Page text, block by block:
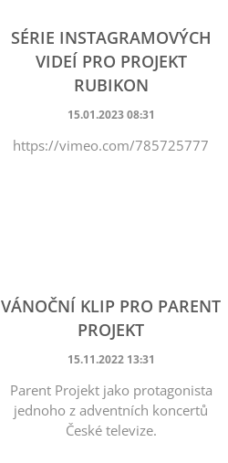
SÉRIE INSTAGRAMOVÝCH
VIDEÍ PRO PROJEKT
RUBIKON
15.01.2023 08:31
https://vimeo.com/785725777
VÁNOČNÍ KLIP PRO PARENT
PROJEKT
15.11.2022 13:31
Parent Projekt jako protagonista
jednoho z adventních koncertů
České televize.